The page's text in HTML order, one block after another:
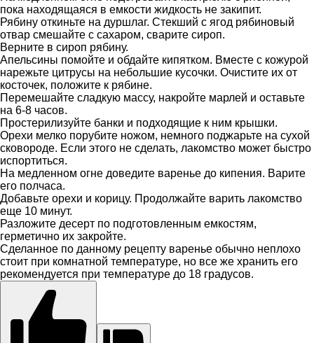
пока находящаяся в емкости жидкость не закипит.
Рябину откиньте на дуршлаг. Стекший с ягод рябиновый
отвар смешайте с сахаром, сварите сироп.
Верните в сироп рябину.
Апельсины помойте и обдайте кипятком. Вместе с кожурой
нарежьте цитрусы на небольшие кусочки. Очистите их от
косточек, положите к рябине.
Перемешайте сладкую массу, накройте марлей и оставьте
на 6-8 часов.
Простерилизуйте банки и подходящие к ним крышки.
Орехи мелко порубите ножом, немного поджарьте на сухой
сковороде. Если этого не сделать, лакомство может быстро
испортиться.
На медленном огне доведите варенье до кипения. Варите
его полчаса.
Добавьте орехи и корицу. Продолжайте варить лакомство
еще 10 минут.
Разложите десерт по подготовленным емкостям,
герметично их закройте.
Сделанное по данному рецепту варенье обычно неплохо
стоит при комнатной температуре, но все же хранить его
рекомендуется при температуре до 18 градусов.